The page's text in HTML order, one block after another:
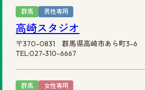
群馬 男性専用
高崎スタジオ
〒370-0831 群馬県高崎市あら町3-6
TEL:027-310-6667
群馬 女性専用